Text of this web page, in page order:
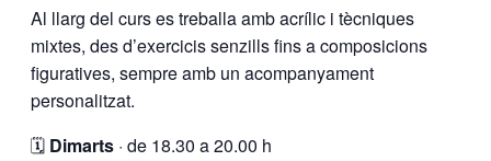
Al llarg del curs es treballa amb acrílic i tècniques
mixtes, des d’exercicis senzills fins a composicions
figuratives, sempre amb un acompanyament
personalitzat.
🗓️ Dimarts · de 18.30 a 20.00 h